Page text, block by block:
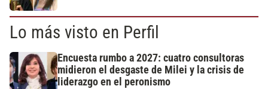
Lo más visto en Perfil
Encuesta rumbo a 2027: cuatro consultoras
midieron el desgaste de Milei y la crisis de
liderazgo en el peronismo